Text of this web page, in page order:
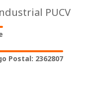
PUCV
Postal: 2362807